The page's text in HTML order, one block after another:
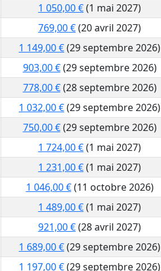
1 050,00 €(1 mai 2027)
769,00 €(20 avril 2027)
1 149,00 €(29 septembre 2026)
903,00 €(29 septembre 2026)
778,00 €(28 septembre 2026)
1 032,00 €(29 septembre 2026)
750,00 €(29 septembre 2026)
1 724,00 €(1 mai 2027)
1 231,00 €(1 mai 2027)
1 046,00 €(11 octobre 2026)
1 489,00 €(1 mai 2027)
921,00 €(28 avril 2027)
1 689,00 €(29 septembre 2026)
1 197,00 €(29 septembre 2026)